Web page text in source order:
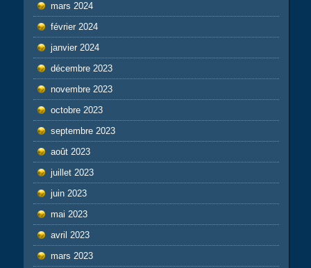
mars 2024
février 2024
janvier 2024
décembre 2023
novembre 2023
octobre 2023
septembre 2023
août 2023
juillet 2023
juin 2023
mai 2023
avril 2023
mars 2023